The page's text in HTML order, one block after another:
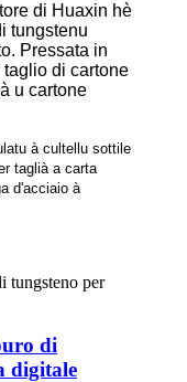
di Huaxin hè
tungstenu
Pressata in
di cartone
u cartone
à cultellu sottile
taglià a carta
d'acciaio à
di
digitale